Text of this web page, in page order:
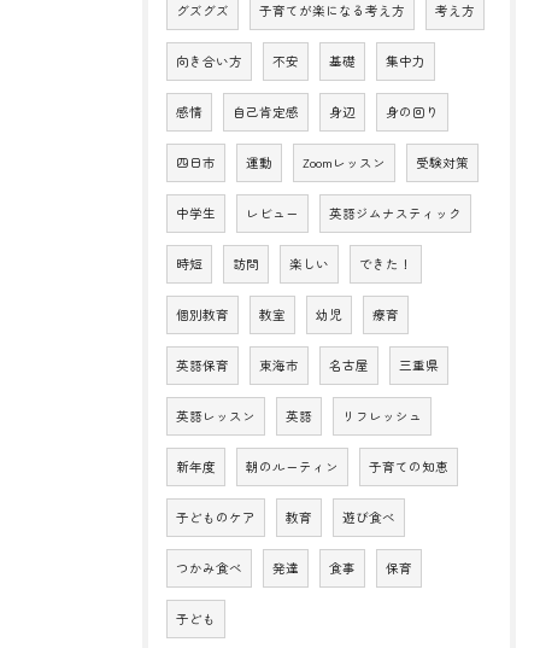
グズグズ 子育てが楽になる考え方 考え方
向き合い方 不安 基礎 集中力
感情 自己肯定感 身辺 身の回り
四日市 運動 Zoomレッスン 受験対策
中学生 レビュー 英語ジムナスティック
時短 訪問 楽しい できた！
個別教育 教室 幼児 療育
英語保育 東海市 名古屋 三重県
英語レッスン 英語 リフレッシュ
新年度 朝のルーティン 子育ての知恵
子どものケア 教育 遊び食べ
つかみ食べ 発達 食事 保育
子ども